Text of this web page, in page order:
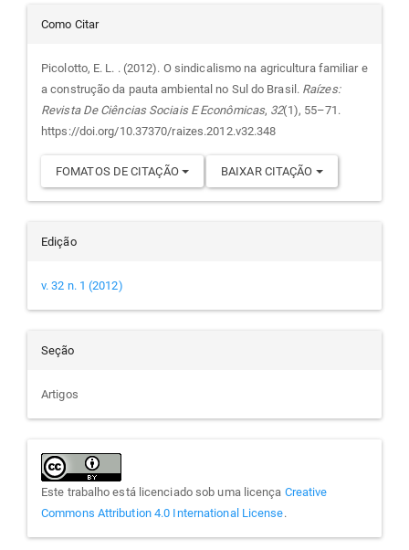
Detalhes
do
artigo
Como Citar
Picolotto, E. L. . (2012). O sindicalismo na agricultura familiar e
a construção da pauta ambiental no Sul do Brasil. Raízes:
Revista De Ciências Sociais E Econômicas, 32(1), 55–71.
https://doi.org/10.37370/raizes.2012.v32.348
FOMATOS DE CITAÇÃO BAIXAR CITAÇÃO
Edição
v. 32 n. 1 (2012)
Seção
Artigos
Este trabalho está licenciado sob uma licença Creative
Commons Attribution 4.0 International License.